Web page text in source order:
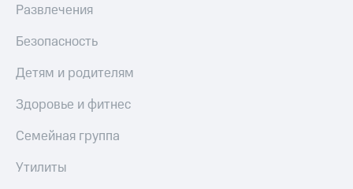
Развлечения
Безопасность
Детям и родителям
Здоровье и фитнес
Семейная группа
Утилиты